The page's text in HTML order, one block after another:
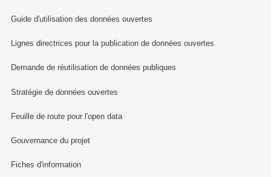
Guide d'utilisation des données ouvertes
Lignes directrices pour la publication de données ouvertes
Demande de réutilisation de données publiques
Stratégie de données ouvertes
Feuille de route pour l'open data
Gouvernance du projet
Fiches d'information